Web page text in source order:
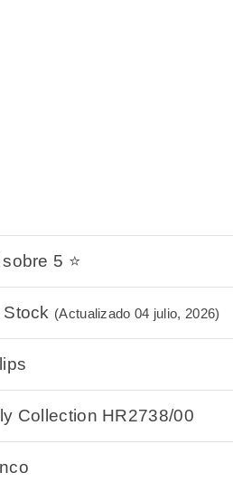
5 ⭐
Stock (Actualizado 04 julio, 2026)
Collection HR2738/00